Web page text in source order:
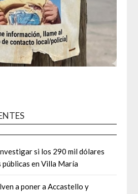
si los 290 mil dólares
públicas en Villa María
a poner a Accastello y